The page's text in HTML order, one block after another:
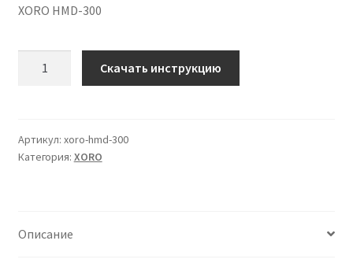
XORO HMD-300
XORO
HMD-
языке
Скачать инструкцию
Артикул: xoro-hmd-300
Категория: XORO
Описание